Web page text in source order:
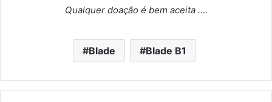
Qualquer doação é bem aceita ….
Blade Blade B1